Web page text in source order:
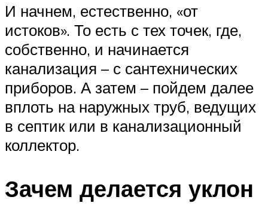
И начнем, естественно, «от
истоков». То есть с тех точек, где,
собственно, и начинается
канализация – с сантехнических
приборов. А затем – пойдем далее
вплоть на наружных труб, ведущих
в септик или в канализационный
коллектор.
Зачем делается уклон